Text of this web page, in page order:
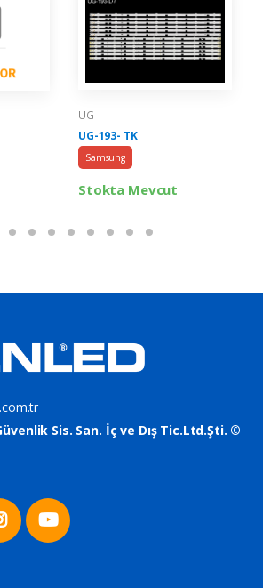
UG
UG-193- TK
Samsung
Stokta Mevcut
Sis. San. İç ve Dış Tic.Ltd.Şti. ©